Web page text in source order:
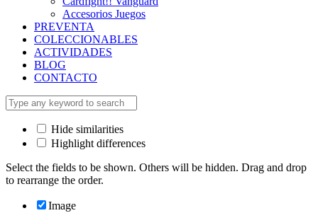
Accesorios Juegos
PREVENTA
COLECCIONABLES
ACTIVIDADES
BLOG
CONTACTO
Hide similarities
Highlight differences
Select the fields to be shown. Others will be hidden. Drag and drop
to rearrange the order.
Image